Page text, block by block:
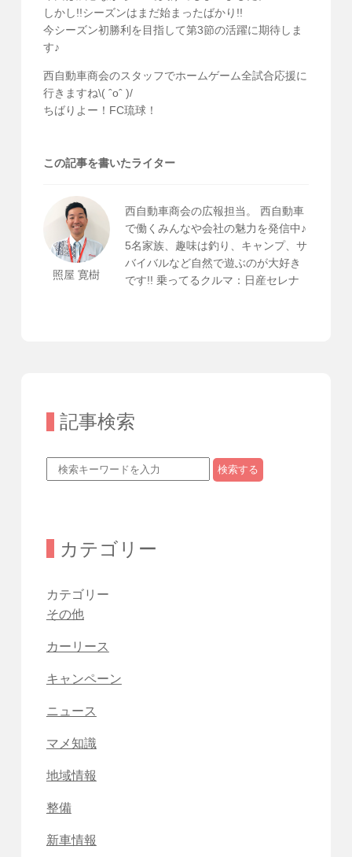
しかし!!シーズンはまだ始まったばかり!!
今シーズン初勝利を目指して第3節の活躍に期待しま
す♪
西自動車商会のスタッフでホームゲーム全試合応援に
行きますね\( ˆoˆ )/
ちばりよー！FC琉球！
この記事を書いたライター
照屋 寛樹
西自動車商会の広報担当。 西自動車
で働くみんなや会社の魅力を発信中♪
5名家族、趣味は釣り、キャンプ、サ
バイバルなど自然で遊ぶのが大好き
です!! 乗ってるクルマ：日産セレナ
記事検索
検索する
カテゴリー
カテゴリー
その他
カーリース
キャンペーン
ニュース
マメ知識
地域情報
整備
新車情報